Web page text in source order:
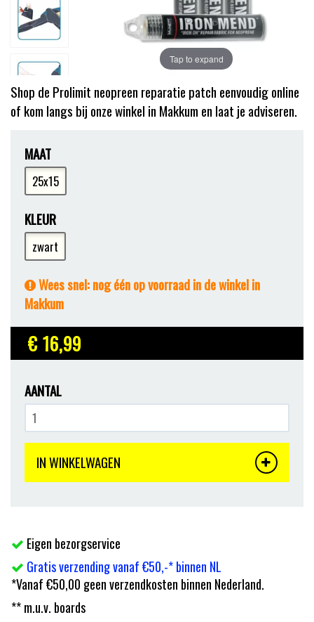
Tap to expand
Shop de Prolimit neopreen reparatie patch eenvoudig online
of kom langs bij onze winkel in Makkum en laat je adviseren.
MAAT
25x15
KLEUR
zwart
Wees snel: nog één op voorraad in de winkel in
Makkum
€ 16,99
AANTAL
IN WINKELWAGEN
Eigen bezorgservice
Gratis verzending vanaf €50,-* binnen NL
*Vanaf €50,00 geen verzendkosten binnen Nederland.
** m.u.v. boards